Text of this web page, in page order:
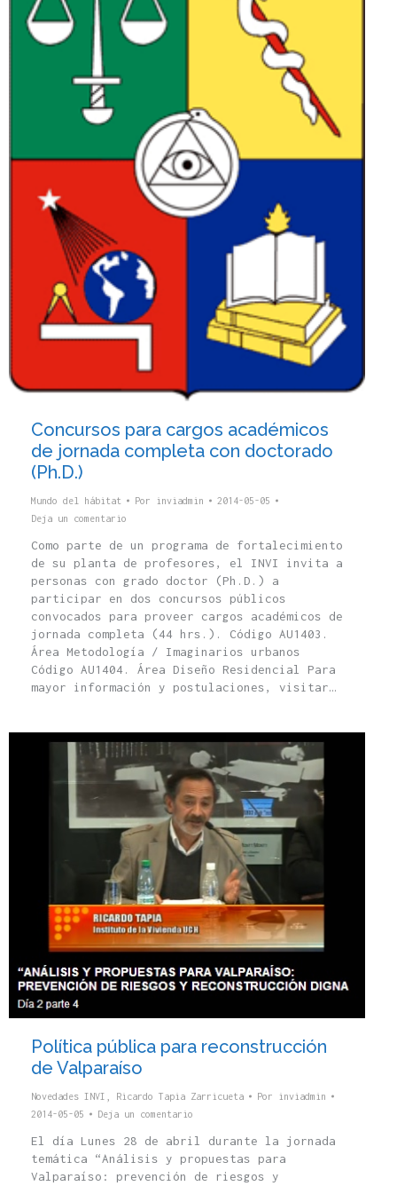
Concursos para cargos académicos
de jornada completa con doctorado
(Ph.D.)
Mundo del hábitat Por inviadmin
2014-05-05
Deja un comentario
Como parte de un programa de fortalecimiento
de su planta de profesores, el INVI invita a
personas con grado doctor (Ph.D.) a
participar en dos concursos públicos
convocados para proveer cargos académicos de
jornada completa (44 hrs.). Código AU1403.
Área Metodología / Imaginarios urbanos
Código AU1404. Área Diseño Residencial Para
mayor información y postulaciones, visitar…
Política pública para reconstrucción
de Valparaíso
Novedades INVI Ricardo Tapia Zarricueta Por
inviadmin
2014-05-05
Deja un comentario
El día Lunes 28 de abril durante la jornada
temática “Análisis y propuestas para
Valparaíso: prevención de riesgos y